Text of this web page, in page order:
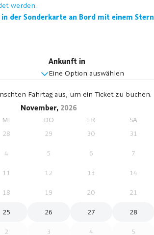
werden.
der Sonderkarte an Bord mit einem Stern
Ankunft in
Eine Option auswählen
Fahrtag aus, um ein Ticket zu buchen.
November, 2026
MI DO FR SA
28 29 30 31
4 5 6 7
11 12 13 14
18 19 20 21
25 26 27 28
2 3 4 5